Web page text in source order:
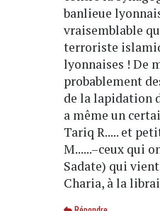
banlieue
vraisemblable
terroriste
lyonnaises ! De
probablement
de la lapidation
a même un
Tariq R..... et
M......–ceux qui
Sadate) qui
Charia, à la